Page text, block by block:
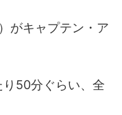
がキャプテン・ア
50分ぐらい、全